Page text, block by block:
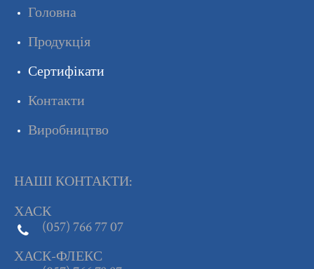
Головна
Продукція
Сертифікати
Контакти
Виробництво
НАШІ КОНТАКТИ:
ХАСК
(057) 766 77 07
ХАСК-ФЛЕКС